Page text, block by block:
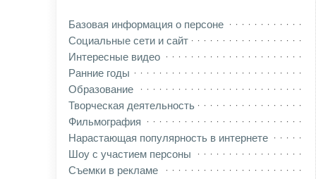
Базовая информация о персоне
Социальные сети и сайт
Интересные видео
Ранние годы
Образование
Творческая деятельность
Фильмография
Нарастающая популярность в интернете
Шоу с участием персоны
Съемки в рекламе